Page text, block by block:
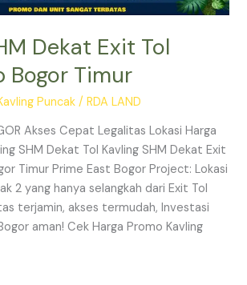
Dekat Exit Tol
Bogor Timur
Puncak /RDA LAND
Akses Cepat Legalitas Lokasi Harga
SHM Dekat Tol Kavling SHM Dekat Exit
Timur Prime East Bogor Project: Lokasi
2 yang hanya selangkah dari Exit Tol
terjamin, akses termudah, Investasi
aman! Cek Harga Promo Kavling